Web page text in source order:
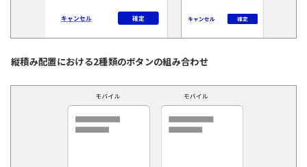
縦積み配置における2種類のボタンの組み合わせ